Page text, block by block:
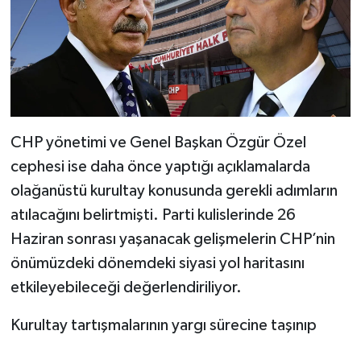
CHP yönetimi ve Genel Başkan Özgür Özel
cephesi ise daha önce yaptığı açıklamalarda
olağanüstü kurultay konusunda gerekli adımların
atılacağını belirtmişti. Parti kulislerinde 26
Haziran sonrası yaşanacak gelişmelerin CHP’nin
önümüzdeki dönemdeki siyasi yol haritasını
etkileyebileceği değerlendiriliyor.
Kurultay tartışmalarının yargı sürecine taşınıp